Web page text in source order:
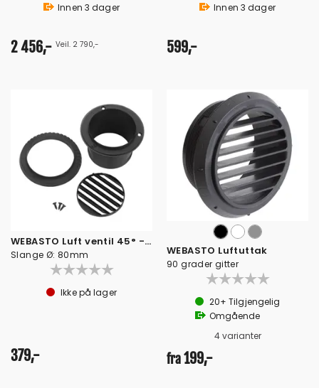
Innen 3 dager
2 456,- Veil. 2 790,-
Innen 3 dager
599,-
WEBASTO Luft ventil 45° - roterbar 360°
Slange Ø: 80mm
Ikke på lager
379,-
WEBASTO Luftuttak
90 grader gitter
20+ Tilgjengelig
Omgående
4 varianter
fra199,-